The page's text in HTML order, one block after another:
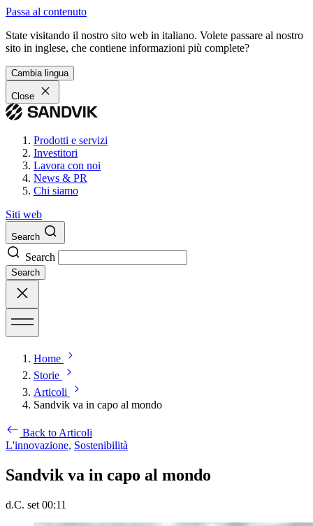
Passa al contenuto
State visitando il nostro sito web in italiano. Volete passare al nostro
sito in inglese, che contiene informazioni più complete?
Cambia lingua
Close
Prodotti e servizi
Investitori
Lavora con noi
News & PR
Chi siamo
Siti web
Search
Search
Search
Home
Storie
Articoli
Sandvik va in capo al mondo
Back to Articoli
L'innovazione, Sostenibilità
Sandvik va in capo al mondo
d.C. set 00:11